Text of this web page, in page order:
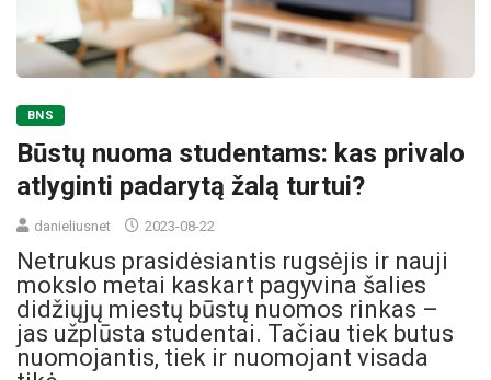
BNS
Būstų nuoma studentams: kas privalo
atlyginti padarytą žalą turtui?
danieliusnet 2023-08-22
Netrukus prasidėsiantis rugsėjis ir nauji
mokslo metai kaskart pagyvina šalies
didžiųjų miestų būstų nuomos rinkas –
jas užplūsta studentai. Tačiau tiek butus
nuomojantis, tiek ir nuomojant visada